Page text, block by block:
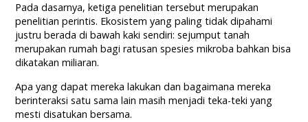
Pada dasarnya, ketiga penelitian tersebut merupakan
penelitian perintis. Ekosistem yang paling tidak dipahami
justru berada di bawah kaki sendiri: sejumput tanah
merupakan rumah bagi ratusan spesies mikroba bahkan bisa
dikatakan miliaran.
Apa yang dapat mereka lakukan dan bagaimana mereka
berinteraksi satu sama lain masih menjadi teka-teki yang
mesti disatukan bersama.